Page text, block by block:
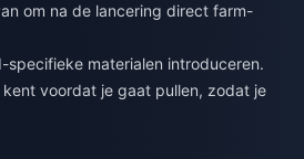
om na de lancering direct farm-
specifieke materialen introduceren.
voordat je gaat pullen, zodat je